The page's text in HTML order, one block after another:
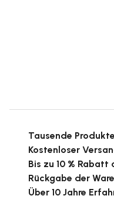
Tausende
Kostenloser
Bis zu 10 %
Rückgabe der
Über 10 Jahre